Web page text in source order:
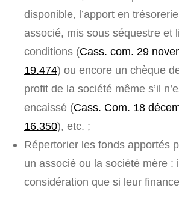
disponible, l’apport en
associé, mis sous séquestre et
conditions (Cass. com. 29
19.474) ou encore un chèque
profit de la société même s’il
encaissé (Cass. Com. 18
16.350), etc. ;
Répertorier les fonds apportés
un associé ou la société mère :
considération que si leur